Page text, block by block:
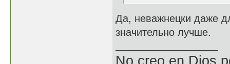
Да, неважнецки даже
значительно лучше.
No creo en Dios